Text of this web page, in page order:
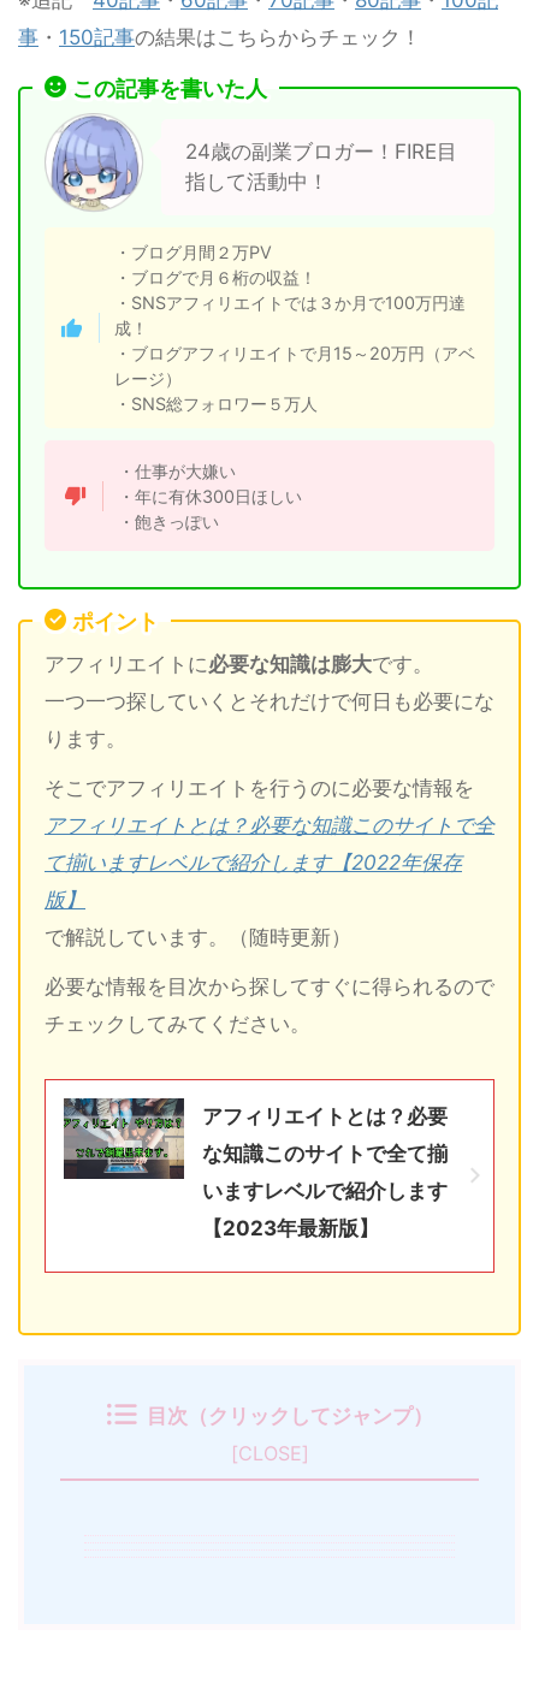
事 ・ 150記事の結果はこちらからチェック！
この記事を書いた人
24歳の副業ブロガー！FIRE目
指して活動中！
・ブログ月間２万PV
・ブログで月６桁の収益！
・SNSアフィリエイトでは３か月で100万円達
成！
・ブログアフィリエイトで月15～20万円（アベ
レージ）
・SNS総フォロワー５万人
・仕事が大嫌い
・年に有休300日ほしい
・飽きっぽい
ポイント
アフィリエイトに必要な知識は膨大です。
一つ一つ探していくとそれだけで何日も必要にな
ります。
そこでアフィリエイトを行うのに必要な情報を
アフィリエイトとは？必要な知識このサイトで全
て揃いますレベルで紹介します【2022年保存
版】
で解説しています。（随時更新）
必要な情報を目次から探してすぐに得られるので
チェックしてみてください。
アフィリエイトとは？必要
な知識このサイトで全て揃
いますレベルで紹介します
【2023年最新版】
目次（クリックしてジャンプ）
[CLOSE]